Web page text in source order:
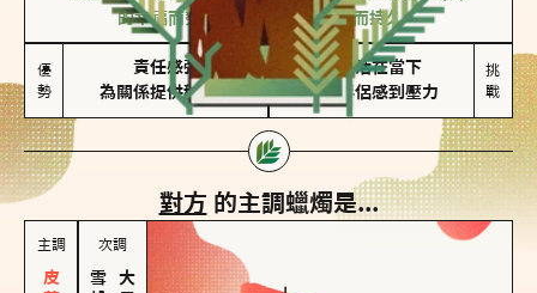
的幸福而努力，讓愛情變得踏實而持久。
優
勢
責任感強
為關係提供穩定度
較難活在當下
易讓伴侶感到壓力
挑
戰
對方 的主調蠟燭是...
主調 次調